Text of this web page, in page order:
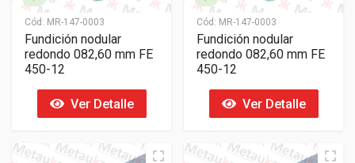
Cód: MR-147-0003
Fundición nodular
redondo 082,60 mm FE
450-12
Ver Detalle
Cód: MR-147-0003
Fundición nodular
redondo 082,60 mm FE
450-12
Ver Detalle